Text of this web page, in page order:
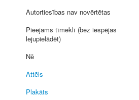
Autortiesības nav novērtētas
Pieejams tīmeklī (bez iespējas
lejupielādēt)
Nē
Attēls
Plakāts